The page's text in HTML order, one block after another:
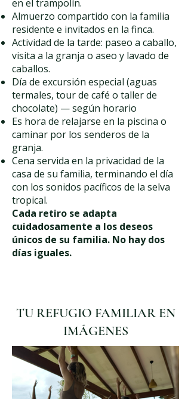
en el trampolín.
Almuerzo compartido con la familia
residente e invitados en la finca.
Actividad de la tarde: paseo a caballo,
visita a la granja o aseo y lavado de
caballos.
Día de excursión especial (aguas
termales, tour de café o taller de
chocolate) — según horario
Es hora de relajarse en la piscina o
caminar por los senderos de la
granja.
Cena servida en la privacidad de la
casa de su familia, terminando el día
con los sonidos pacíficos de la selva
tropical.
Cada retiro se adapta
cuidadosamente a los deseos
únicos de su familia. No hay dos
días iguales.
TU REFUGIO FAMILIAR EN
IMÁGENES